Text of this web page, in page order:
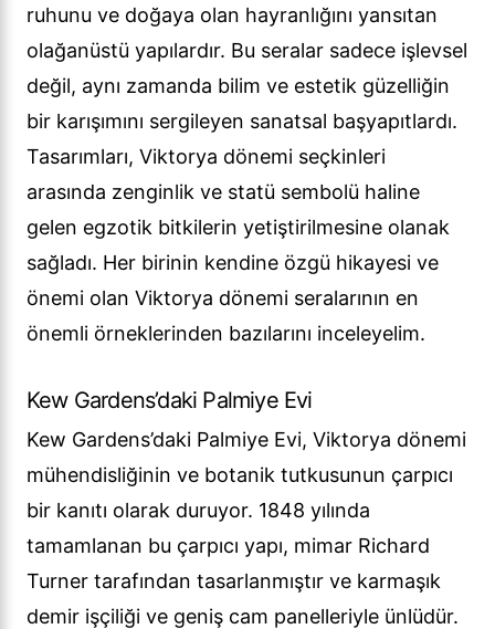
ruhunu ve doğaya olan hayranlığını yansıtan
olağanüstü yapılardır. Bu seralar sadece işlevsel
değil, aynı zamanda bilim ve estetik güzelliğin
bir karışımını sergileyen sanatsal başyapıtlardı.
Tasarımları, Viktorya dönemi seçkinleri
arasında zenginlik ve statü sembolü haline
gelen egzotik bitkilerin yetiştirilmesine olanak
sağladı. Her birinin kendine özgü hikayesi ve
önemi olan Viktorya dönemi seralarının en
önemli örneklerinden bazılarını inceleyelim.
Kew Gardens’daki Palmiye Evi
Kew Gardens’daki Palmiye Evi, Viktorya dönemi
mühendisliğinin ve botanik tutkusunun çarpıcı
bir kanıtı olarak duruyor. 1848 yılında
tamamlanan bu çarpıcı yapı, mimar Richard
Turner tarafından tasarlanmıştır ve karmaşık
demir işçiliği ve geniş cam panelleriyle ünlüdür.